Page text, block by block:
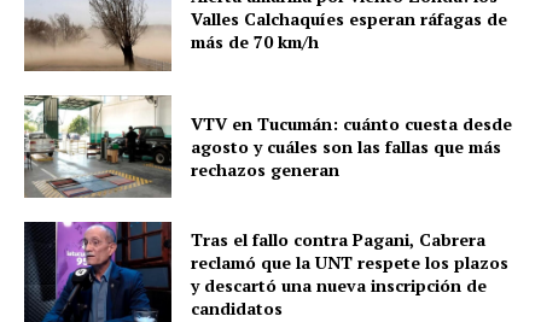
Valles Calchaquíes esperan ráfagas de
más de 70 km/h
VTV en Tucumán: cuánto cuesta desde
agosto y cuáles son las fallas que más
rechazos generan
Tras el fallo contra Pagani, Cabrera
reclamó que la UNT respete los plazos
y descartó una nueva inscripción de
candidatos